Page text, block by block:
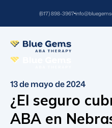
(617) 898-3967
13 de mayo de 2024
¿El seguro
ABA en